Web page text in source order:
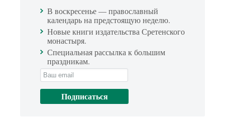
В воскресенье — православный
календарь на предстоящую неделю.
Новые книги издательства Сретенского
монастыря.
Специальная рассылка к большим
праздникам.